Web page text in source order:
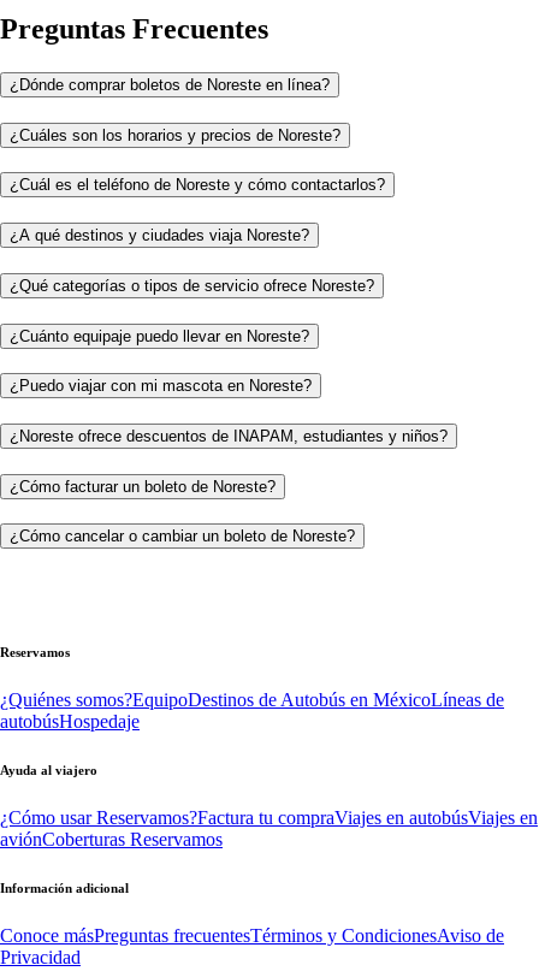
Preguntas Frecuentes
¿Dónde comprar boletos de Noreste en línea?
¿Cuáles son los horarios y precios de Noreste?
¿Cuál es el teléfono de Noreste y cómo contactarlos?
¿A qué destinos y ciudades viaja Noreste?
¿Qué categorías o tipos de servicio ofrece Noreste?
¿Cuánto equipaje puedo llevar en Noreste?
¿Puedo viajar con mi mascota en Noreste?
¿Noreste ofrece descuentos de INAPAM, estudiantes y niños?
¿Cómo facturar un boleto de Noreste?
¿Cómo cancelar o cambiar un boleto de Noreste?
Reservamos
¿Quiénes somos?EquipoDestinos de Autobús en MéxicoLíneas de
autobúsHospedaje
Ayuda al viajero
¿Cómo usar Reservamos?Factura tu compraViajes en autobúsViajes en
aviónCoberturas Reservamos
Información adicional
Conoce másPreguntas frecuentesTérminos y CondicionesAviso de
Privacidad